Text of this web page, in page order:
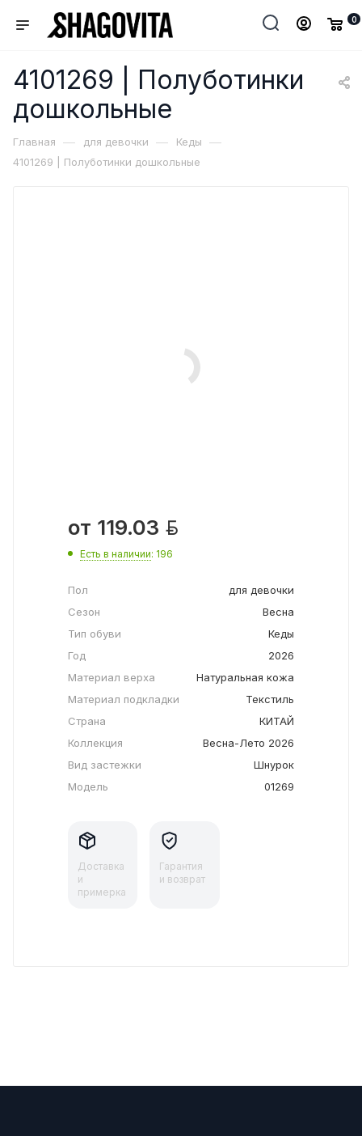
0
4101269 | Полуботинки
дошкольные
Главная — для девочки — Кеды —
4101269 | Полуботинки дошкольные
от 119.03 
Есть в наличии: 196
Пол
для девочки
Сезон
Весна
Тип обуви
Кеды
Год
2026
Материал верха
Натуральная кожа
Материал подкладки
Текстиль
Страна
КИТАЙ
Коллекция
Весна-Лето 2026
Вид застежки
Шнурок
Модель
01269
Доставка
и
примерка
Гарантия
и возврат